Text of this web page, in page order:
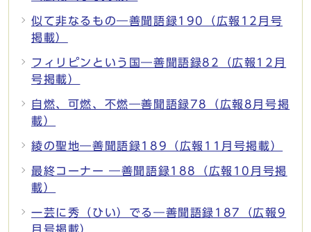
似て非なるもの―善聞語録190（広報12月号
掲載）
フィリピンという国―善聞語録82（広報12月
号掲載）
自燃、可燃、不燃―善聞語録78（広報8月号掲
載）
綾の聖地―善聞語録189（広報11月号掲載）
最終コーナー ―善聞語録188（広報10月号掲
載）
一芸に秀（ひい）でる―善聞語録187（広報9
月号掲載）